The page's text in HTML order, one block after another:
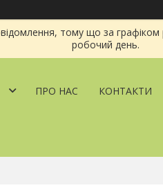
тому що за
робочий день.
ПРО НАС КОНТАКТИ